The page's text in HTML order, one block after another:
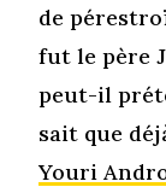
de
fut le père
peut-il
sait que
Youri